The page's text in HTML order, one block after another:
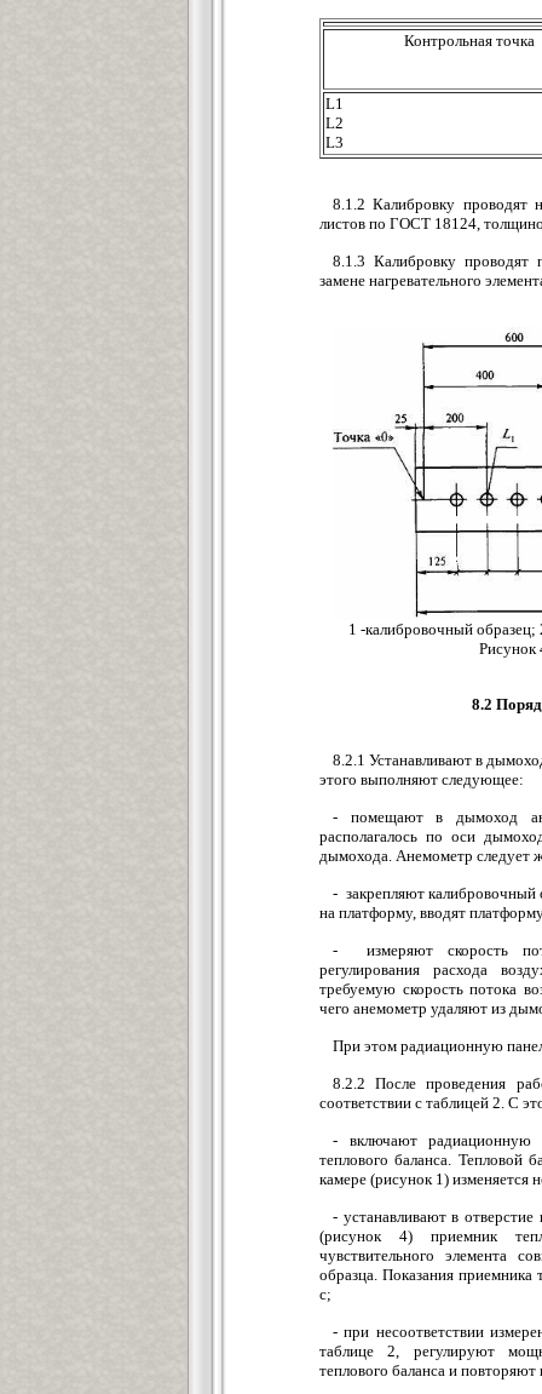
Контрольная точка
L1
L2
L3
8.1.2 Калибровку проводят
листов по ГОСТ 18124,
8.1.3 Калибровку проводят
замене нагревательного
1 -калибровочный образец;
Рисунок
8.2
8.2.1 Устанавливают в
этого выполняют следующее:
- помещают в дымоход
располагалось по оси
дымохода. Анемометр следует
- закрепляют калибровочный
на платформу, вводят
- измеряют скорость
регулирования расхода
требуемую скорость потока
чего анемометр удаляют из
При этом радиационную
8.2.2 После проведения
соответствии с таблицей 2. С
- включают радиационную
теплового баланса. Тепловой
камере (рисунок 1) изменяется
- устанавливают в
(рисунок 4) приемник
чувствительного элемента
образца. Показания приемника
с;
- при несоответствии
таблице 2, регулируют
теплового баланса и